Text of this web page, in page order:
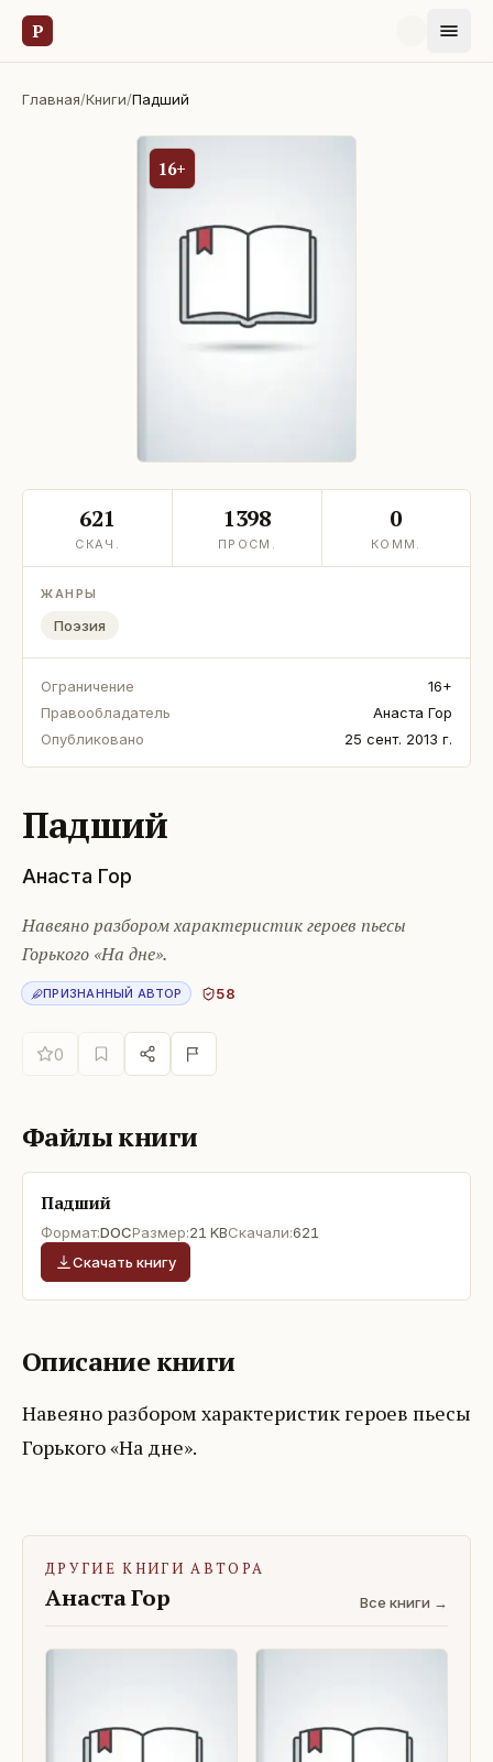
Р
Главная/Книги/Падший
16+
621
СКАЧ.
1398
ПРОСМ.
0
КОММ.
ЖАНРЫ
Поэзия
Ограничение
16+
Правообладатель
Анаста Гор
Опубликовано
25 сент. 2013 г.
Падший
Анаста Гор
Навеяно разбором характеристик героев пьесы
Горького «На дне».
ПРИЗНАННЫЙ АВТОР 58
0
Файлы книги
Падший
Формат:DOCРазмер:21 KBСкачали:621
Скачать книгу
Описание книги
Навеяно разбором характеристик героев пьесы
Горького «На дне».
ДРУГИЕ КНИГИ АВТОРА
Анаста Гор Все книги →